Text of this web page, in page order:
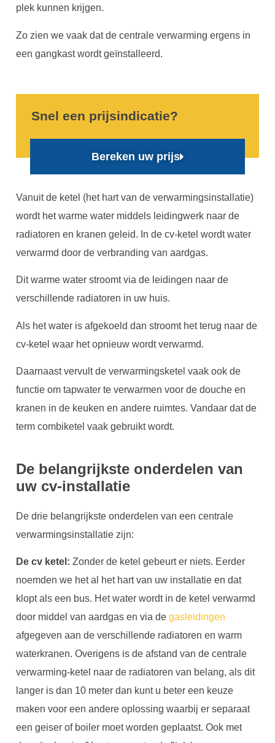
plek kunnen krijgen.
Zo zien we vaak dat de centrale verwarming ergens in
een gangkast wordt geïnstalleerd.
Snel een prijsindicatie?
Bereken uw prijs
Vanuit de ketel (het hart van de verwarmingsinstallatie)
wordt het warme water middels leidingwerk naar de
radiatoren en kranen geleid. In de cv-ketel wordt water
verwarmd door de verbranding van aardgas.
Dit warme water stroomt via de leidingen naar de
verschillende radiatoren in uw huis.
Als het water is afgekoeld dan stroomt het terug naar de
cv-ketel waar het opnieuw wordt verwarmd.
Daarnaast vervult de verwarmingsketel vaak ook de
functie om tapwater te verwarmen voor de douche en
kranen in de keuken en andere ruimtes. Vandaar dat de
term combiketel vaak gebruikt wordt.
De belangrijkste onderdelen van
uw cv-installatie
De drie belangrijkste onderdelen van een centrale
verwarmingsinstallatie zijn:
De cv ketel: Zonder de ketel gebeurt er niets. Eerder
noemden we het al het hart van uw installatie en dat
klopt als een bus. Het water wordt in de ketel verwarmd
door middel van aardgas en via de gasleidingen
afgegeven aan de verschillende radiatoren en warm
waterkranen. Overigens is de afstand van de centrale
verwarming-ketel naar de radiatoren van belang, als dit
langer is dan 10 meter dan kunt u beter een keuze
maken voor een andere oplossing waarbij er separaat
een geiser of boiler moet worden geplaatst. Ook met